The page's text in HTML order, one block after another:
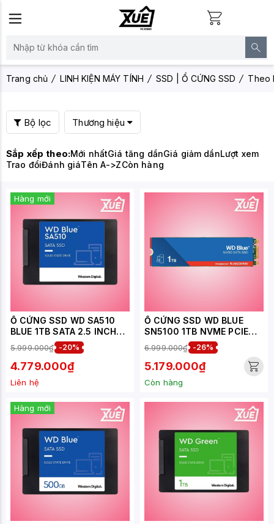
Trang chủ LINH KIỆN MÁY TÍNH SSD | Ổ CỨNG SSD Theo
Bộ lọc Thương hiệu
Sắp xếp theo:Mới nhấtGiá tăng dầnGiá giảm dầnLượt xem
Trao đổiĐánh giáTên A->ZCòn hàng
Hàng mới
Ổ CỨNG SSD WD SA510
BLUE 1TB SATA 2.5 INCH
(ĐỌC 560MB/S - GHI
520MB/S) -
(WDS100T3B0A)
5.999.000₫ -20%
4.779.000₫
Liên hệ
Ổ CỨNG SSD WD BLUE
SN5100 1TB NVME PCIE
GEN4 X4 (WDS100T5B0E)
6.999.000₫ -26%
5.179.000₫
Còn hàng
Hàng mới